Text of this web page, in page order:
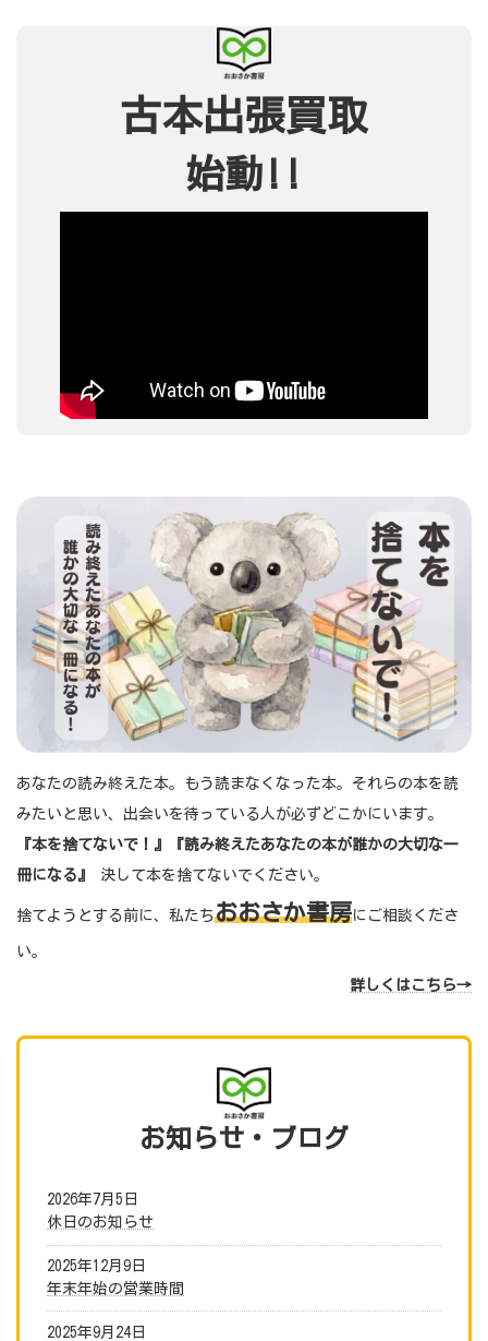
古本出張買取
始動!!
あなたの読み終えた本。もう読まなくなった本。それらの本を読
みたいと思い、出会いを待っている人が必ずどこかにいます。
『本を捨てないで！』『読み終えたあなたの本が誰かの大切な一
冊になる』 決して本を捨てないでください。
捨てようとする前に、私たちおおさか書房にご相談くださ
い。
詳しくはこちら→
お知らせ ・ブログ
2026年7月5日
休日のお知らせ
2025年12月9日
年末年始の営業時間
2025年9月24日